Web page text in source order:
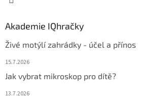
Akademie IQhračky
Živé motýlí zahrádky - účel a přínos
15.7.2026
Jak vybrat mikroskop pro dítě?
13.7.2026